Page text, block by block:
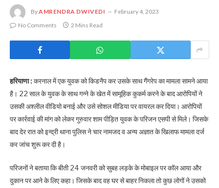
ByAMRENDRA DWIVEDI
February 4, 2023
No Comments
2 Mins Read
हरियाणा : करनाल में एक युवक को किडनैप कर उसके साथ गैंगरेप का मामला सामने आया
है। 22 साल के युवक के साथ गन्ने के खेत में सामूहिक कुकर्म करने के बाद आरोपियों ने
उसकी अश्लील वीडियो बनाई और उसे सोशल मीडिया पर वायरल कर दिया। आरोपियों
पर कार्रवाई की मांग को लेकर गुरुवार शाम पीड़ित युवक के परिजन एसपी से मिले। जिसके
बाद देर रात को इन्द्री थाना पुलिस ने चार नामजद व अन्य अज्ञात के खिलाफ मामला दर्ज
कर जांच शुरू कर दी है।
परिजनों ने बताया कि बीती 24 जनवरी को सुबह लड़के के मोबाइल पर कॉल आया और
दुकान पर आने के लिए कहा। जिसके बाद वह घर से बाहर निकला तो कुछ लोगों ने उसको